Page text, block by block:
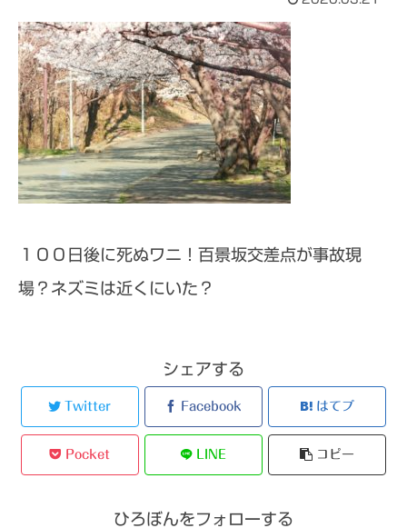
１００日後に死ぬワニ！百景坂交差点が事故現
場？ネズミは近くにいた？
シェアする
Twitter Facebook はてブ
Pocket LINE コピー
ひろぼんをフォローする